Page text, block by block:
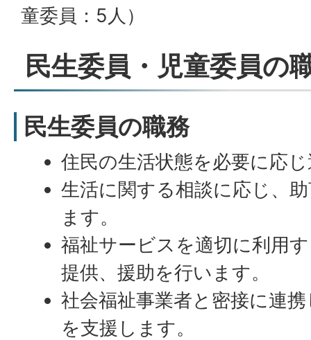
童委員：5人）
民生委員・児童委員の
民生委員の職務
住民の生活状態を必要に応
生活に関する相談に応じ、
ます。
福祉サービスを適切に利用
提供、援助を行います。
社会福祉事業者と密接に連
を支援します。